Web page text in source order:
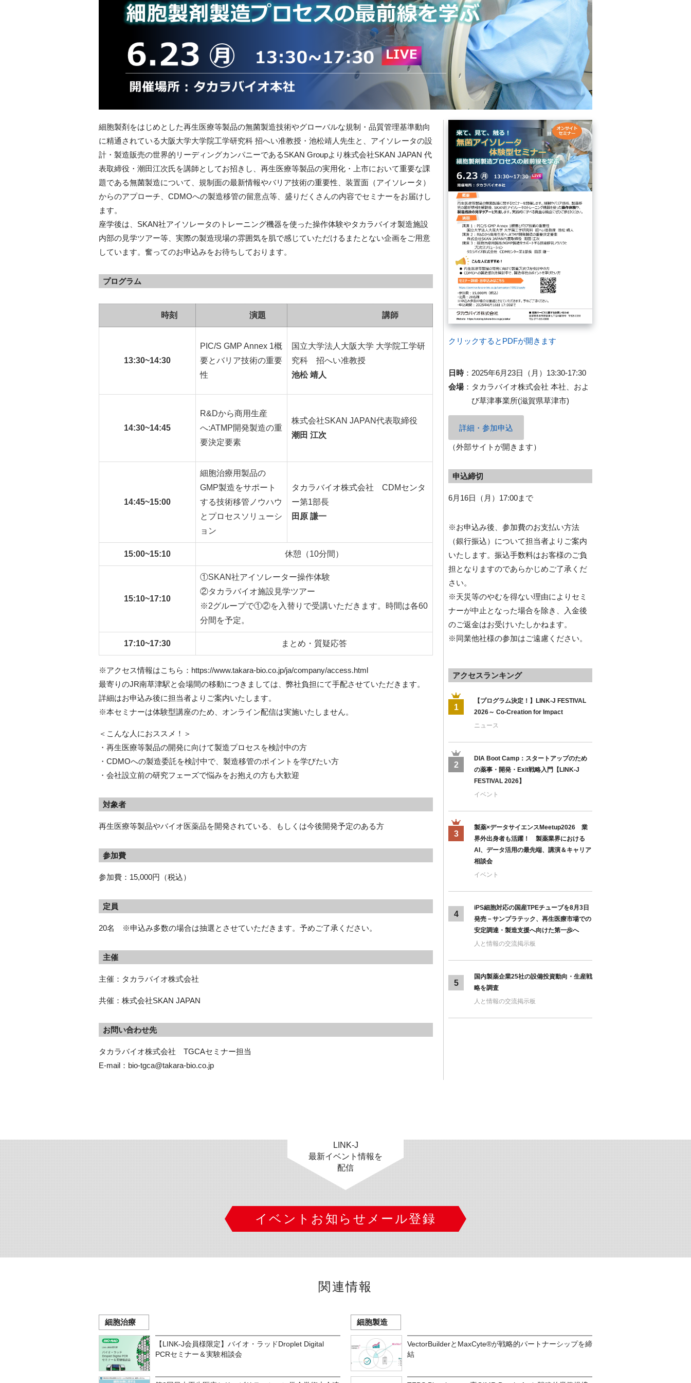
細胞製剤をはじめとした再生医療等製品の無菌製造技術やグローバルな規制・品質管理基準動向
に精通されている大阪大学大学院工学研究科 招へい准教授・池松靖人先生と、アイソレータの設
計・製造販売の世界的リーディングカンパニーであるSKAN Groupより株式会社SKAN JAPAN 代
表取締役・潮田江次氏を講師としてお招きし、再生医療等製品の実用化・上市において重要な課
題である無菌製造について、規制面の最新情報やバリア技術の重要性、装置面（アイソレータ）
からのアプローチ、CDMOへの製造移管の留意点等、盛りだくさんの内容でセミナーをお届けし
ます。
座学後は、SKAN社アイソレータのトレーニング機器を使った操作体験やタカラバイオ製造施設
内部の見学ツアー等、実際の製造現場の雰囲気を肌で感じていただけるまたとない企画をご用意
しています。奮ってのお申込みをお待ちしております。
プログラム
時刻 演題 講師
13:30~14:30
PIC/S GMP Annex 1概
要とバリア技術の重要
性
国立大学法人大阪大学 大学院工学研
究科 招へい准教授
池松 靖人
14:30~14:45
R&Dから商用生産
へ:ATMP開発製造の重
要決定要素
株式会社SKAN JAPAN代表取締役
潮田 江次
14:45~15:00
細胞治療用製品の
GMP製造をサポート
する技術移管ノウハウ
とプロセスソリューシ
ョン
タカラバイオ株式会社 CDMセンタ
ー第1部長
田原 謙一
15:00~15:10 休憩（10分間）
15:10~17:10
①SKAN社アイソレーター操作体験
②タカラバイオ施設見学ツアー
※2グループで①②を入替りで受講いただきます。時間は各60
分間を予定。
17:10~17:30 まとめ・質疑応答
※アクセス情報はこちら：https://www.takara-bio.co.jp/ja/company/access.html
最寄りのJR南草津駅と会場間の移動につきましては、弊社負担にて手配させていただきます。
詳細はお申込み後に担当者よりご案内いたします。
※本セミナーは体験型講座のため、オンライン配信は実施いたしません。
＜こんな人におススメ！＞
・再生医療等製品の開発に向けて製造プロセスを検討中の方
・CDMOへの製造委託を検討中で、製造移管のポイントを学びたい方
・会社設立前の研究フェーズで悩みをお抱えの方も大歓迎
対象者
再生医療等製品やバイオ医薬品を開発されている、もしくは今後開発予定のある方
参加費
参加費：15,000円（税込）
定員
20名 ※申込み多数の場合は抽選とさせていただきます。予めご了承ください。
主催
主催：タカラバイオ株式会社
共催：株式会社SKAN JAPAN
お問い合わせ先
タカラバイオ株式会社　TGCAセミナー担当
E-mail：bio-tgca@takara-bio.co.jp
クリックするとPDFが開きます
日時： 2025年6月23日（月）13:30-17:30
会場： タカラバイオ株式会社 本社、およ
び草津事業所(滋賀県草津市)
詳細・参加申込
（外部サイトが開きます）
申込締切
6月16日（月）17:00まで
※お申込み後、参加費のお支払い方法
（銀行振込）について担当者よりご案内
いたします。振込手数料はお客様のご負
担となりますのであらかじめご了承くだ
さい。
※天災等のやむを得ない理由によりセミ
ナーが中止となった場合を除き、入金後
のご返金はお受けいたしかねます。
※同業他社様の参加はご遠慮ください。
アクセスランキング
1
【プログラム決定！】LINK-J FESTIVAL
2026～ Co-Creation for Impact
ニュース
2
DIA Boot Camp：スタートアップのため
の薬事・開発・Exit戦略入門【LINK-J
FESTIVAL 2026】
イベント
3
製薬×データサイエンスMeetup2026 業
界外出身者も活躍！ 製薬業界における
AI、データ活用の最先端、講演＆キャリア
相談会
イベント
4
iPS細胞対応の国産TPEチューブを8月3日
発売－サンプラテック、再生医療市場での
安定調達・製造支援へ向けた第一歩へ
人と情報の交流掲示板
5
国内製薬企業25社の設備投資動向・生産戦
略を調査
人と情報の交流掲示板
LINK-J
最新イベント情報を
配信
イベントお知らせメール登録
関連情報
細胞治療
【LINK-J会員様限定】バイオ・ラッドDroplet Digital
PCRセミナー＆実験相談会
細胞製造
VectorBuilderとMaxCyte®が戦略的パートナーシップを締
結